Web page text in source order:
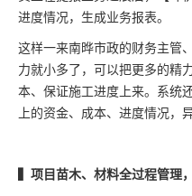
进度情况，生成业务报表。
这样一来南晔市政的财务主管
力就小多了，可以把更多的精
本、保证施工进度上来。系统
上的资金、成本、进度情况，
▍项目苗木、材料全过程管理